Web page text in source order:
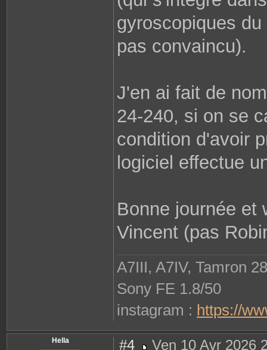
gyroscopiques
pas convaincu).
J'en ai fait de
24-240, si on se
condition d'avoir
logiciel effectue
Bonne journée et
Vincent (pas
A7III, A7IV, Tamron
Sony FE 1.8/50
instagram : https://
Hella #4 Ven 10 Avr 2026